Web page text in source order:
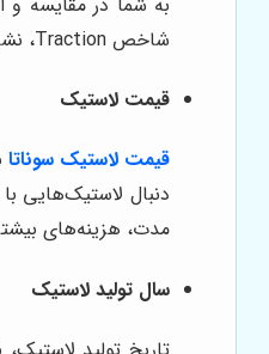
شاخص Traction، نشان‌دهنده میزان چسبندگی لاستیک به سطح جاده است و شاخص Temperature، نشان‌دهنده مقاومت لاستیک در برابر حرارت است.
قیمت لاستیک
قیمت لاستیک سوناتا
دنبال لاستیک‌هایی
مدت، هزینه‌های
سال تولید لاستیک